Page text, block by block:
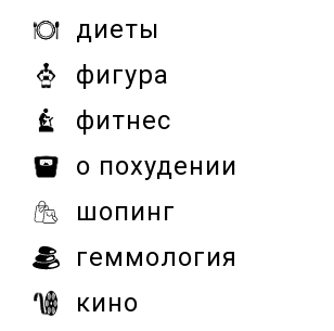
диеты
фигура
фитнес
о похудении
шопинг
геммология
кино